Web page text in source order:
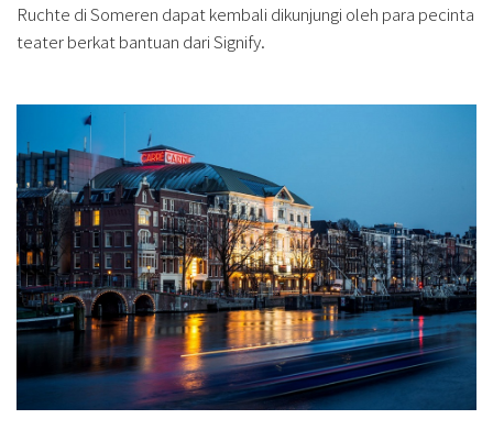
Ruchte di Someren dapat kembali dikunjungi oleh para pecinta
teater berkat bantuan dari Signify.